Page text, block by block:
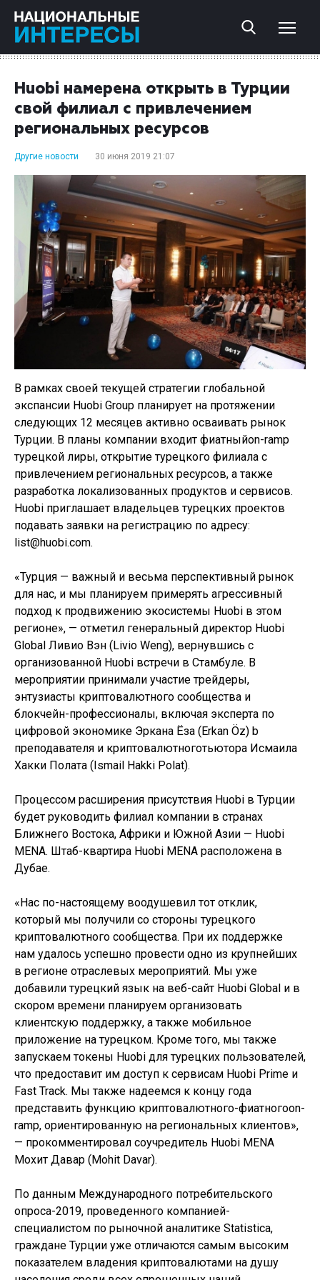
Huobi намерена открыть в Турции
свой филиал с привлечением
региональных ресурсов
Другие новости 30 июня 2019 21:07
В рамках своей текущей стратегии глобальной
экспансии Huobi Group планирует на протяжении
следующих 12 месяцев активно осваивать рынок
Турции. В планы компании входит фиатныйon-ramp
турецкой лиры, открытие турецкого филиала с
привлечением региональных ресурсов, а также
разработка локализованных продуктов и сервисов.
Huobi приглашает владельцев турецких проектов
подавать заявки на регистрацию по адресу:
list@huobi.com.
«Турция — важный и весьма перспективный рынок
для нас, и мы планируем примерять агрессивный
подход к продвижению экосистемы Huobi в этом
регионе», — отметил генеральный директор Huobi
Global Ливио Вэн (Livio Weng), вернувшись с
организованной Huobi встречи в Стамбуле. В
мероприятии принимали участие трейдеры,
энтузиасты криптовалютного сообщества и
блокчейн-профессионалы, включая эксперта по
цифровой экономике Эркана Ёза (Erkan Öz) b
преподавателя и криптовалютноготьютора Исмаила
Хакки Полата (Ismail Hakki Polat).
Процессом расширения присутствия Huobi в Турции
будет руководить филиал компании в странах
Ближнего Востока, Африки и Южной Азии — Huobi
MENA. Штаб-квартира Huobi MENA расположена в
Дубае.
«Нас по-настоящему воодушевил тот отклик,
который мы получили со стороны турецкого
криптовалютного сообщества. При их поддержке
нам удалось успешно провести одно из крупнейших
в регионе отраслевых мероприятий. Мы уже
добавили турецкий язык на веб-сайт Huobi Global и в
скором времени планируем организовать
клиентскую поддержку, а также мобильное
приложение на турецком. Кроме того, мы также
запускаем токены Huobi для турецких пользователей,
что предоставит им доступ к сервисам Huobi Prime и
Fast Track. Мы также надеемся к концу года
представить функцию криптовалютного-фиатногоon-
ramp, ориентированную на региональных клиентов»,
— прокомментировал соучредитель Huobi MENA
Мохит Давар (Mohit Davar).
По данным Международного потребительского
опроса-2019, проведенного компанией-
специалистом по рыночной аналитике Statistica,
граждане Турции уже отличаются самым высоким
показателем владения криптовалютами на душу